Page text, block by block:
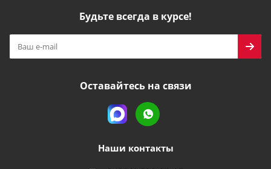
Будьте всегда в курсе!
Оставайтесь на связи
Наши контакты